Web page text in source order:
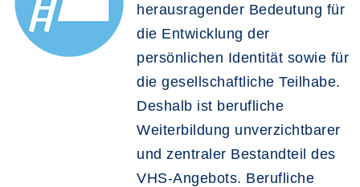
herausragender Bedeutung für
die Entwicklung der
persönlichen Identität sowie für
die gesellschaftliche Teilhabe.
Deshalb ist berufliche
Weiterbildung unverzichtbarer
und zentraler Bestandteil des
VHS-Angebots. Berufliche